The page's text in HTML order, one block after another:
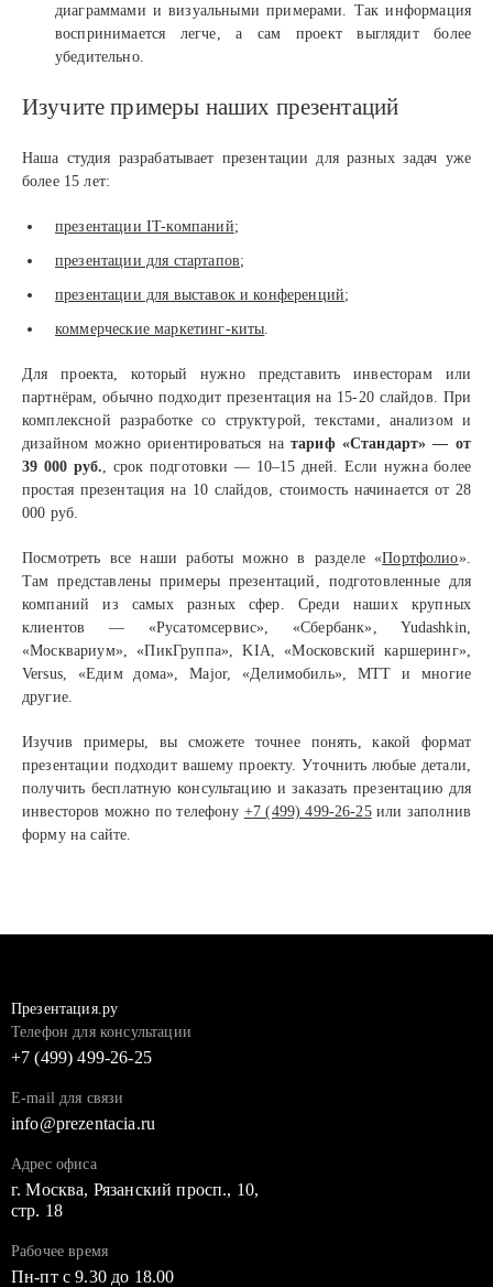
диаграммами и визуальными примерами. Так информация
воспринимается легче, а сам проект выглядит более
убедительно.
Изучите примеры наших презентаций
Наша студия разрабатывает презентации для разных задач уже
более 15 лет:
презентации IT-компаний;
презентации для стартапов;
презентации для выставок и конференций;
коммерческие маркетинг-киты
Для проекта, который нужно представить инвесторам или
партнёрам, обычно подходит презентация на 15-20 слайдов. При
комплексной разработке со структурой, текстами, анализом и
дизайном можно ориентироваться на тариф «Стандарт» — от
39 000 руб. , срок подготовки — 10–15 дней. Если нужна более
простая презентация на 10 слайдов, стоимость начинается от 28
000 руб.
Посмотреть все наши работы можно в разделе «Портфолио».
Там представлены примеры презентаций, подготовленные для
компаний из самых разных сфер. Среди наших крупных
клиентов — «Русатомсервис», «Сбербанк», Yudashkin,
«Москвариум», «ПикГруппа», KIA, «Московский каршеринг»,
Versus, «Едим дома», Major, «Делимобиль», МТТ и многие
другие.
Изучив примеры, вы сможете точнее понять, какой формат
презентации подходит вашему проекту. Уточнить любые детали,
получить бесплатную консультацию и заказать презентацию для
инвесторов можно по телефону +7 (499) 499-26-25или заполнив
форму на сайте.
Презентация.ру
Телефон для консультации
+7 (499) 499-26-25
E-mail для связи
info@prezentacia.ru
Адрес офиса
г. Москва, Рязанский просп., 10,
стр. 18
Рабочее время
Пн-пт с 9.30 до 18.00